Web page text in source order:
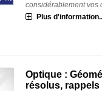
considérablement vos
Plus
Optique :
résolus,